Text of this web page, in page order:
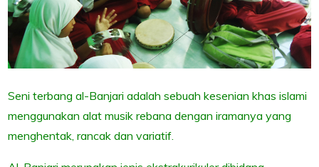
Seni terbang al-Banjari adalah sebuah kesenian khas islami
menggunakan alat musik rebana dengan iramanya yang
menghentak, rancak dan variatif.